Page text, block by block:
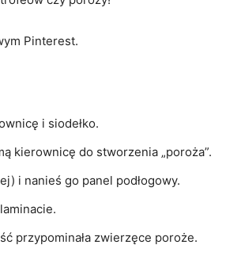
Pinterest.
i siodełko.
kierownicę do stworzenia „poroża”.
i nanieś go panel podłogowy.
przypominała zwierzęce poroże.